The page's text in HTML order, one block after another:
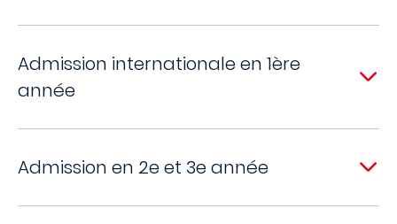
Admission internationale en 1ère
année
Admission en 2e et 3e année